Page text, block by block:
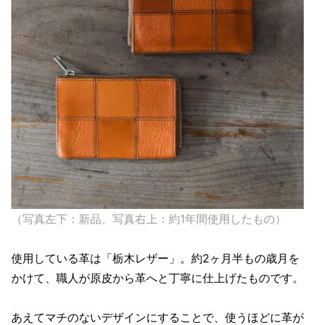
（写真左下：新品、写真右上：約1年間使用したもの）
使用している革は「栃木レザー」。約2ヶ月半もの歳月を
かけて、職人が原皮から革へと丁寧に仕上げたものです。
あえてマチのないデザインにすることで、使うほどに革が